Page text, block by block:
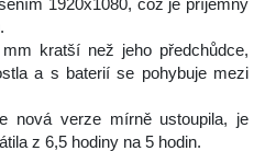
1920x1080, což je příjemný
kratší než jeho předchůdce,
a s baterií se pohybuje mezi
nová verze mírně ustoupila, je
z 6,5 hodiny na 5 hodin.